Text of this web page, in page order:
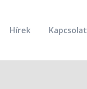
Hírek Kapcsolat